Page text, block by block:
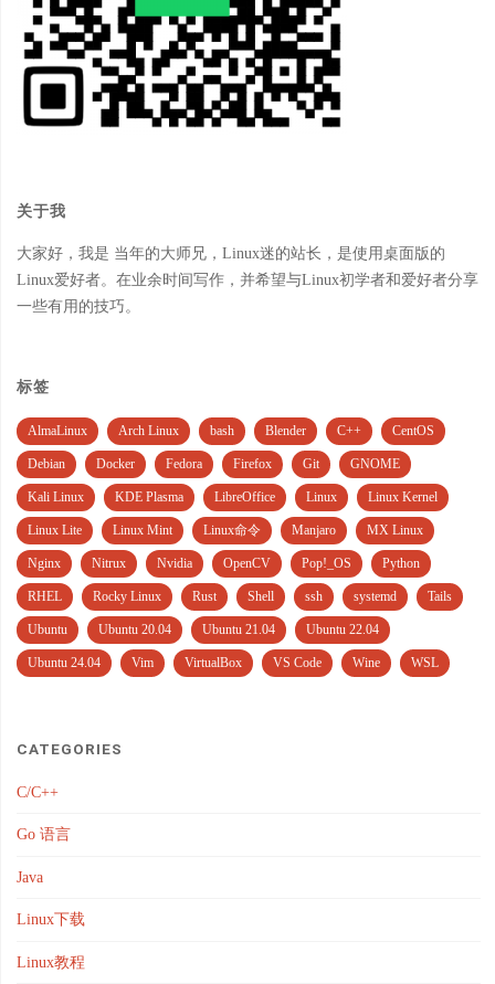
关于我
大家好，我是 当年的大师兄，Linux迷的站长，是使用桌面版的
Linux爱好者。在业余时间写作，并希望与Linux初学者和爱好者分享
一些有用的技巧。
标签
AlmaLinux Arch Linux bash Blender C++ CentOS
Debian Docker Fedora Firefox Git GNOME
Kali Linux KDE Plasma LibreOffice Linux Linux Kernel
Linux Lite Linux Mint Linux命令 Manjaro MX Linux
Nginx Nitrux Nvidia OpenCV Pop!_OS Python
RHEL Rocky Linux Rust Shell ssh systemd Tails
Ubuntu Ubuntu 20.04 Ubuntu 21.04 Ubuntu 22.04
Ubuntu 24.04 Vim VirtualBox VS Code Wine WSL
CATEGORIES
C/C++
Go 语言
Java
Linux下载
Linux教程